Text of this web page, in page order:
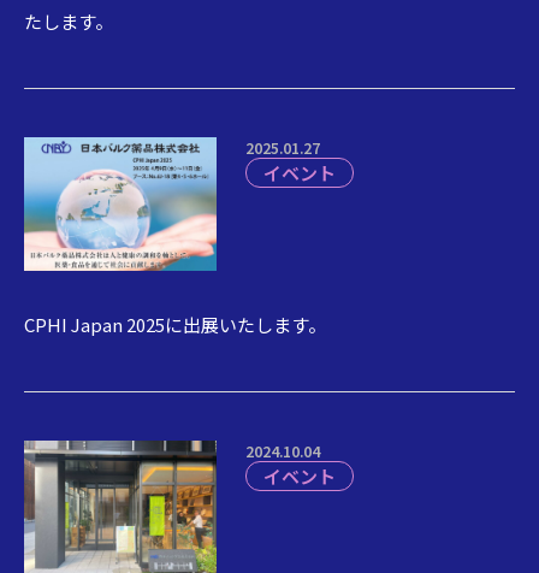
たします。
イベント
2025.01.27
CPHI Japan 2025に出展いたします。
イベント
2024.10.04